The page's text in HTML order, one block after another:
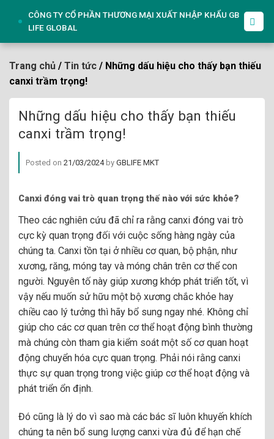
CÔNG TY CỔ PHẦN THƯƠNG MẠI XUẤT NHẬP KHẨU GB
LIFE GLOBAL
Trang chủ / Tin tức / Những dấu hiệu cho thấy bạn thiếu
canxi trầm trọng!
Những dấu hiệu cho thấy bạn thiếu
canxi trầm trọng!
Posted on 21/03/2024by GBLIFE MKT
Canxi đóng vai trò quan trọng thế nào với sức khỏe?
Theo các nghiên cứu đã chỉ ra rằng canxi đóng vai trò
cực kỳ quan trọng đối với cuộc sống hàng ngày của
chúng ta. Canxi tồn tại ở nhiều cơ quan, bộ phận, như
xương, răng, móng tay và móng chân trên cơ thể con
người. Nguyên tố này giúp xương khớp phát triển tốt, vì
vậy nếu muốn sử hữu một bộ xương chắc khỏe hay
chiều cao lý tưởng thì hãy bổ sung ngay nhé. Không chỉ
giúp cho các cơ quan trên cơ thể hoạt động bình thường
mà chúng còn tham gia kiểm soát một số cơ quan hoạt
động chuyển hóa cực quan trọng. Phải nói rằng canxi
thực sự quan trọng trong việc giúp cơ thể hoạt động và
phát triển ổn định.
Đó cũng là lý do vì sao mà các bác sĩ luôn khuyến khích
chúng ta nên bổ sung lượng canxi vừa đủ để hạn chế